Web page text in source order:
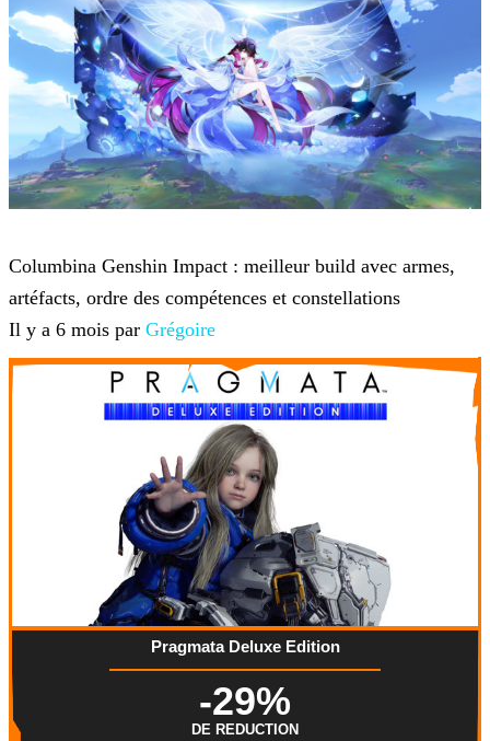
Columbina Genshin Impact : meilleur build avec armes,
artéfacts, ordre des compétences et constellations
Il y a 6 mois par Grégoire
Pragmata Deluxe Edition
-29%
DE REDUCTION